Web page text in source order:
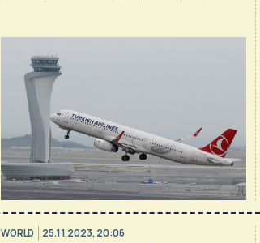
WORLD 25.11.2023, 20:06